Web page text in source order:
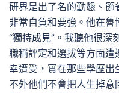
研界是出了名的勤懇、
非常自負和要強。他在
“獨持成見”。我聽他很深
職稱評定和選拔等方面
幸遭受，實在那些學歷出
不外他們不會把人生掉